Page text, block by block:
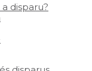
disparu?